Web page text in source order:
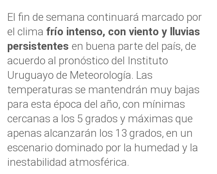
El fin de semana continuará marcado por
el clima frío intenso, con viento y lluvias
persistentes en buena parte del país, de
acuerdo al pronóstico del Instituto
Uruguayo de Meteorología. Las
temperaturas se mantendrán muy bajas
para esta época del año, con mínimas
cercanas a los 5 grados y máximas que
apenas alcanzarán los 13 grados, en un
escenario dominado por la humedad y la
inestabilidad atmosférica.